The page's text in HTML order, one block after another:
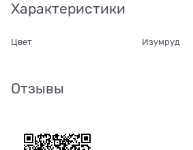
Характеристики
Цвет Изумруд
Отзывы